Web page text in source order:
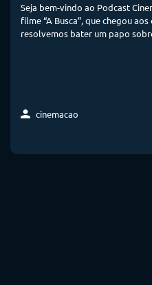
Seja bem-vindo ao Podcast
filme “A Busca”, que chegou
resolvemos bater um papo
cinemacao